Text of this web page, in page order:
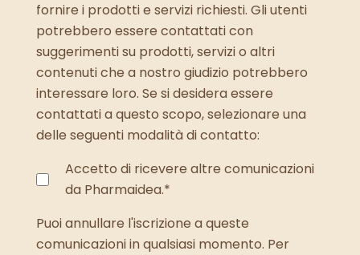
fornire i prodotti e servizi richiesti. Gli utenti
potrebbero essere contattati con
suggerimenti su prodotti, servizi o altri
contenuti che a nostro giudizio potrebbero
interessare loro. Se si desidera essere
contattati a questo scopo, selezionare una
delle seguenti modalità di contatto:
Accetto di ricevere altre comunicazioni
da Pharmaidea.*
Puoi annullare l'iscrizione a queste
comunicazioni in qualsiasi momento. Per